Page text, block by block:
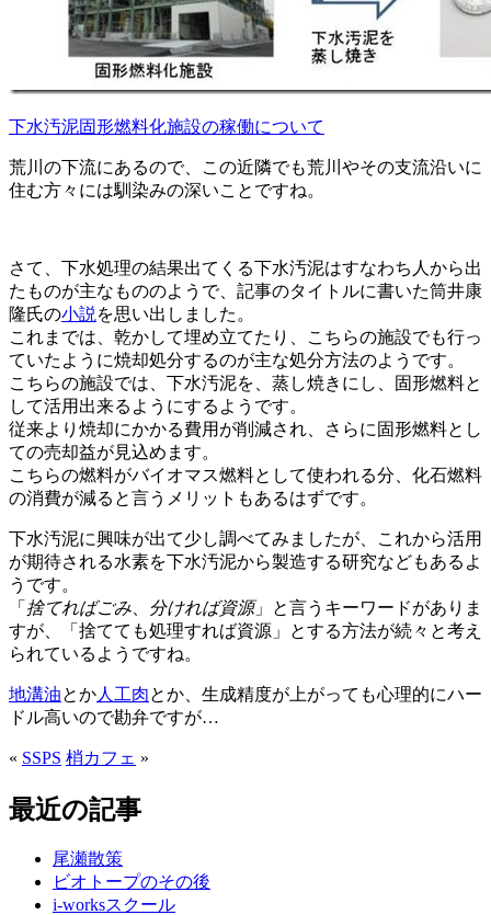
下水汚泥固形燃料化施設の稼働について
荒川の下流にあるので、この近隣でも荒川やその支流沿いに
住む方々には馴染みの深いことですね。
さて、下水処理の結果出てくる下水汚泥はすなわち人から出
たものが主なもののようで、記事のタイトルに書いた筒井康
隆氏の小説 を思い出しました。
これまでは、乾かして埋め立てたり、こちらの施設でも行っ
ていたように焼却処分するのが主な処分方法のようです。
こちらの施設では、下水汚泥を、蒸し焼きにし、固形燃料と
して活用出来るようにするようです。
従来より焼却にかかる費用が削減され、さらに固形燃料とし
ての売却益が見込めます。
こちらの燃料がバイオマス燃料として使われる分、化石燃料
の消費が減ると言うメリットもあるはずです。
下水汚泥に興味が出て少し調べてみましたが、これから活用
が期待される水素を下水汚泥から製造する研究などもあるよ
うです。
「 捨てればごみ 分ければ資源」と言うキーワードがありま
すが、「捨てても処理すれば資源」とする方法が続々と考え
られているようですね。
地溝油とか人工肉とか、生成精度が上がっても心理的にハー
ドル高いので勘弁ですが…
« SSPS 梢カフェ »
最近の記事
尾瀬散策
ビオトープのその後
i-worksスクール